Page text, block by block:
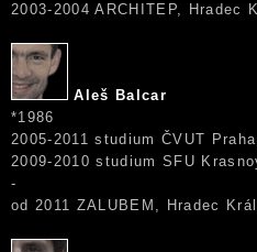
2003-2004 ARCHITEP, Hradec
Aleš Balcar
*1986
2005-2011 studium ČVUT
2009-2010 studium SFU
-
od 2011 ZALUBEM, Hradec